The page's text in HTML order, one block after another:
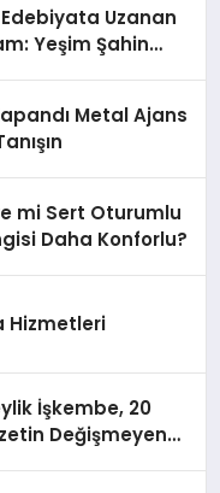
Uzanan
Yeşim Şahin
Metal Ajans
mi Sert Oturumlu
Daha Konforlu?
Hizmetleri
İşkembe, 20
Değişmeyen